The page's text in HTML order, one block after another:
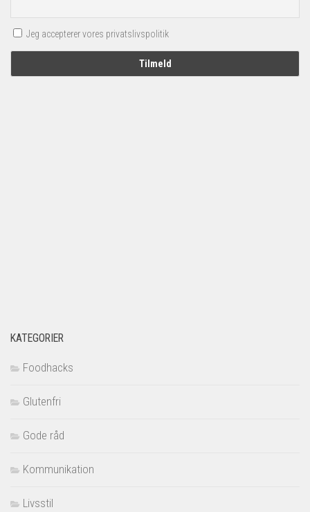
Jeg accepterer vores privatslivspolitik
KATEGORIER
Foodhacks
Glutenfri
Gode råd
Kommunikation
Livsstil